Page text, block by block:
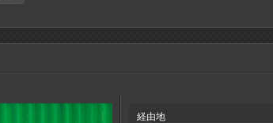
経由地